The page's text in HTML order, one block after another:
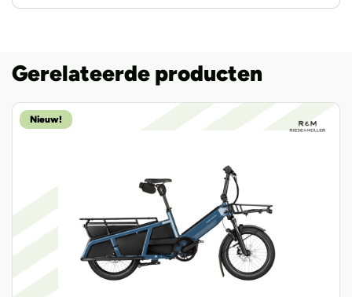
Gerelateerde producten
Nieuw!